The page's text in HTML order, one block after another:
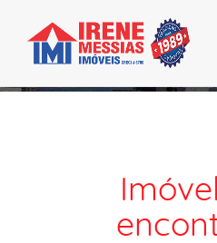
Ficha do